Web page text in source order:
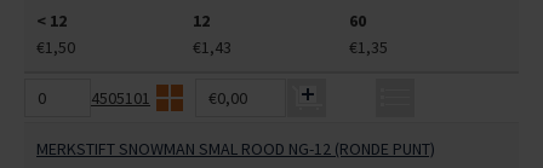
< 12
12
60
€1,50
€1,43 €1,35
4505101 €0,00
MERKSTIFT SNOWMAN SMAL ROOD NG-12 (RONDE PUNT)